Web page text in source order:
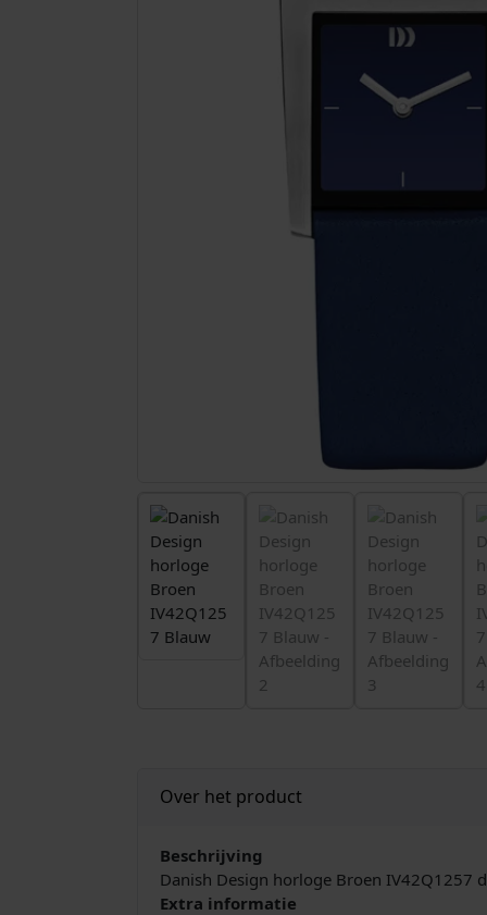
Over het product
Beschrijving
Danish Design horloge Broen IV42Q1257
Extra informatie